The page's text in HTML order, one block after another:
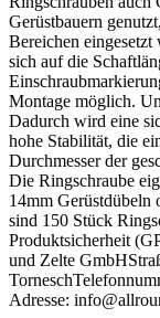
Gerüstbauern
Bereichen eingesetzt
sich auf die
Montage möglich.
Dadurch wird eine
hohe Stabilität, die
Durchmesser der
Die Ringschraube
14mm Gerüstdübeln
sind 150 Stück
Produktsicherheit
und Zelte
Adresse: